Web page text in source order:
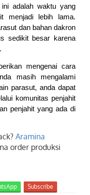
adalah waktu yang
menjadi lebih lama.
dan bahan dakron
sedikit besar karena
mengenai cara
masih mengalami
parasut, anda dapat
komunitas penjahit
penjahit yang ada di
Aramina
order produksi
Subscribe